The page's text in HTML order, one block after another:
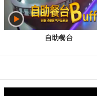
自助餐台